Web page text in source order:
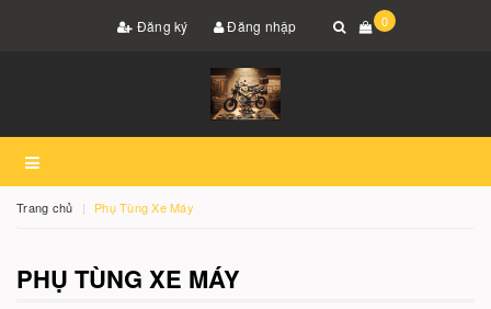
Đăng ký Đăng nhập 0
Trang chủ Phụ Tùng Xe Máy
PHỤ TÙNG XE MÁY